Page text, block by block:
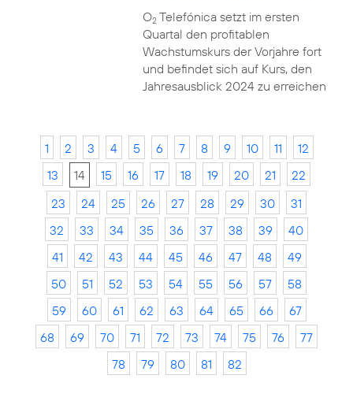
O2Telefónica setzt im ersten
Quartal den profitablen
Wachstumskurs der Vorjahre fort
und befindet sich auf Kurs, den
Jahresausblick 2024 zu erreichen
1 2 3 4 5 6 7 8 9 10 11
12
13
14 15 16 17 18 19 20 21
22
23
24 25 26 27 28 29 30
31
32
33 34 35 36 37 38 39
40
41
42 43 44 45 46 47 48
49
50
51 52 53 54 55 56 57
58
59
60 61 62 63 64 65 66
67
68
69 70 71 72 73 74 75 76
77
78
79 80 81 82